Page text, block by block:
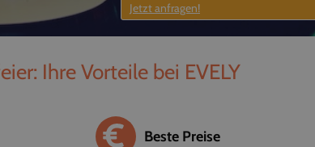
Jetzt anfragen!
Ihre Vorteile bei EVELY
Beste Preise